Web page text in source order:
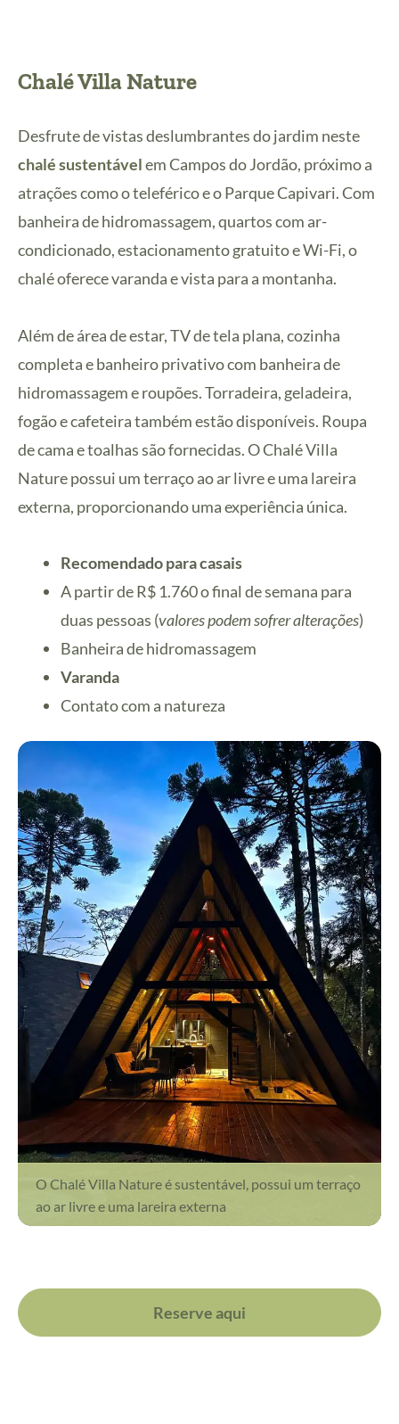
Chalé Villa Nature
Desfrute de vistas deslumbrantes do jardim neste
chalé sustentávelem Campos do Jordão, próximo a
atrações como o teleférico e o Parque Capivari. Com
banheira de hidromassagem, quartos com ar-
condicionado, estacionamento gratuito e Wi-Fi, o
chalé oferece varanda e vista para a montanha.
Além de área de estar, TV de tela plana, cozinha
completa e banheiro privativo com banheira de
hidromassagem e roupões. Torradeira, geladeira,
fogão e cafeteira também estão disponíveis. Roupa
de cama e toalhas são fornecidas. O Chalé Villa
Nature possui um terraço ao ar livre e uma lareira
externa, proporcionando uma experiência única.
Recomendado para casais
A partir de R$ 1.760 o final de semana para
duas pessoas (valores podem sofrer alterações)
Banheira de hidromassagem
Varanda
Contato com a natureza
O Chalé Villa Nature é sustentável, possui um terraço
ao ar livre e uma lareira externa
Reserve aqui